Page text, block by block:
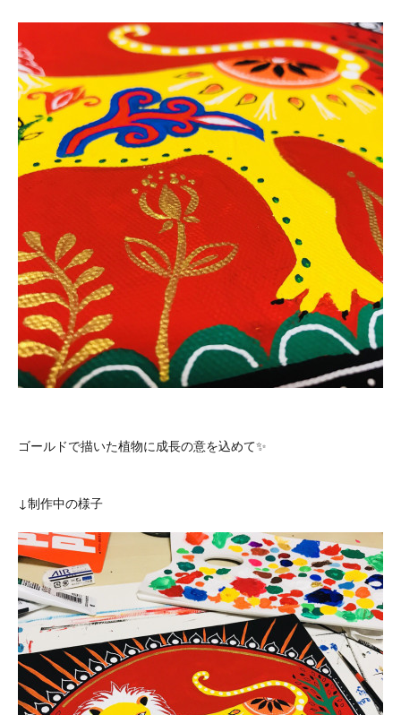
ゴールドで描いた植物に成長の意を込めて✨
↓制作中の様子